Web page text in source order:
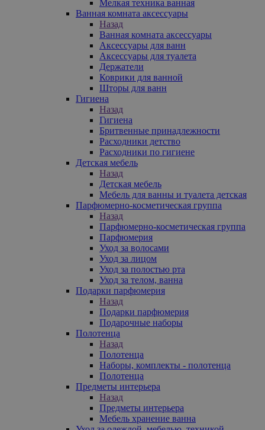
Мелкая техника ванная
Ванная комната аксессуары
Назад
Ванная комната аксессуары
Аксессуары для ванн
Аксессуары для туалета
Держатели
Коврики для ванной
Шторы для ванн
Гигиена
Назад
Гигиена
Бритвенные принадлежности
Расходники детство
Расходники по гигиене
Детская мебель
Назад
Детская мебель
Мебель для ванны и туалета детская
Парфюмерно-косметическая группа
Назад
Парфюмерно-косметическая группа
Парфюмерия
Уход за волосами
Уход за лицом
Уход за полостью рта
Уход за телом, ванна
Подарки парфюмерия
Назад
Подарки парфюмерия
Подарочные наборы
Полотенца
Назад
Полотенца
Наборы, комплекты - полотенца
Полотенца
Предметы интерьера
Назад
Предметы интерьера
Мебель хранение ванна